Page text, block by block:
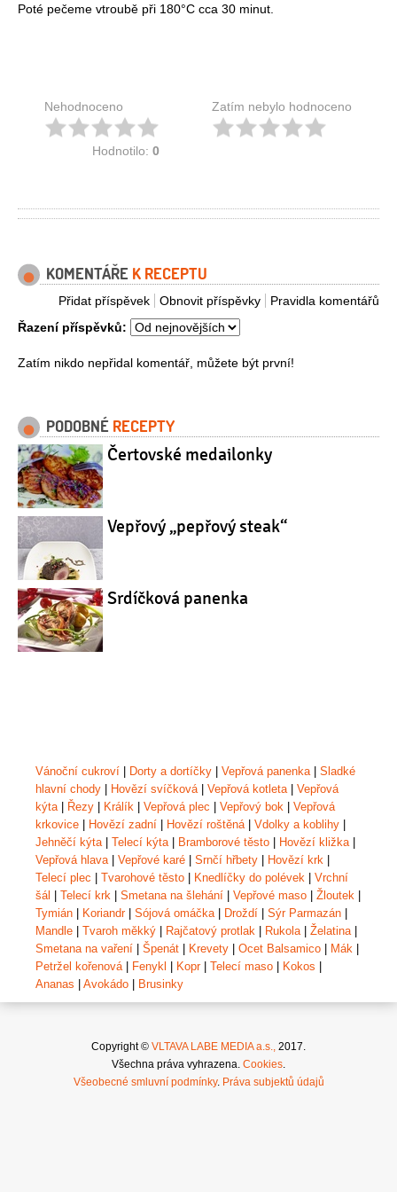
Poté pečeme vtroubě při 180°C cca 30 minut.
Nehodnoceno
Hodnotilo: 0
Zatím nebylo hodnoceno
KOMENTÁŘE K RECEPTU
Pravidla komentářů
Obnovit příspěvky
Přidat příspěvek
Řazení příspěvků:
Zatím nikdo nepřidal komentář, můžete být první!
PODOBNÉ RECEPTY
Čertovské medailonky
Vepřový „pepřový steak“
Srdíčková panenka
Vánoční cukroví Dorty a dortíčky Vepřová panenka| Sladké
hlavní chody
Hovězí svíčková| Vepřová kotleta| Vepřová
kýta| Řezy Králík Vepřová plec Vepřový bok
Vepřová
krkovice
Hovězí zadní Hovězí roštěná| Vdolky a koblihy
Jehněčí kýta| Telecí kýta| Bramborové těsto Hovězí kližka|
Vepřová hlava| Vepřové karé Srnčí hřbety Hovězí krk
Telecí plec
Tvarohové těsto Knedlíčky do polévek
Vrchní
šál
Telecí krk Smetana na šlehání Vepřové maso Žloutek
Tymián
Koriandr| Sójová omáčka| Droždí Sýr Parmazán
Mandle
Tvaroh měkký Rajčatový protlak Rukola| Želatina|
Smetana na vaření
Špenát Krevety Ocet Balsamico Mák
Petržel kořenová| Fenykl Kopr| Telecí maso Kokos
Ananas
Avokádo Brusinky
Copyright © VLTAVA LABE MEDIA a.s., 2017.
Všechna práva vyhrazena. Cookies.
Všeobecné smluvní podmínky. Práva subjektů údajů